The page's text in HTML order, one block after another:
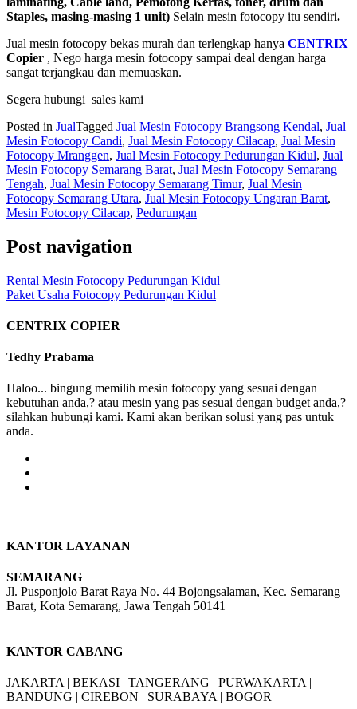
Staples, masing-masing 1 unit) Selain mesin fotocopy itu sendiri.
Jual mesin fotocopy bekas murah dan terlengkap hanya CENTRIX
Copier , Nego harga mesin fotocopy sampai deal dengan harga
sangat terjangkau dan memuaskan.
Segera hubungi sales kami
Posted in JualTagged Jual Mesin Fotocopy Brangsong Kendal, Jual
Mesin Fotocopy Candi, Jual Mesin Fotocopy Cilacap, Jual Mesin
Fotocopy Mranggen, Jual Mesin Fotocopy Pedurungan Kidul, Jual
Mesin Fotocopy Semarang Barat, Jual Mesin Fotocopy Semarang
Tengah, Jual Mesin Fotocopy Semarang Timur, Jual Mesin
Fotocopy Semarang Utara, Jual Mesin Fotocopy Ungaran Barat,
Mesin Fotocopy Cilacap, Pedurungan
Post navigation
Rental Mesin Fotocopy Pedurungan Kidul
Paket Usaha Fotocopy Pedurungan Kidul
CENTRIX COPIER
Tedhy Prabama
Haloo... bingung memilih mesin fotocopy yang sesuai dengan
kebutuhan anda,? atau mesin yang pas sesuai dengan budget anda,?
silahkan hubungi kami. Kami akan berikan solusi yang pas untuk
anda.
KANTOR LAYANAN
SEMARANG
Jl. Pusponjolo Barat Raya No. 44 Bojongsalaman, Kec. Semarang
Barat, Kota Semarang, Jawa Tengah 50141
KANTOR CABANG
JAKARTA | BEKASI | TANGERANG | PURWAKARTA |
BANDUNG | CIREBON | SURABAYA | BOGOR